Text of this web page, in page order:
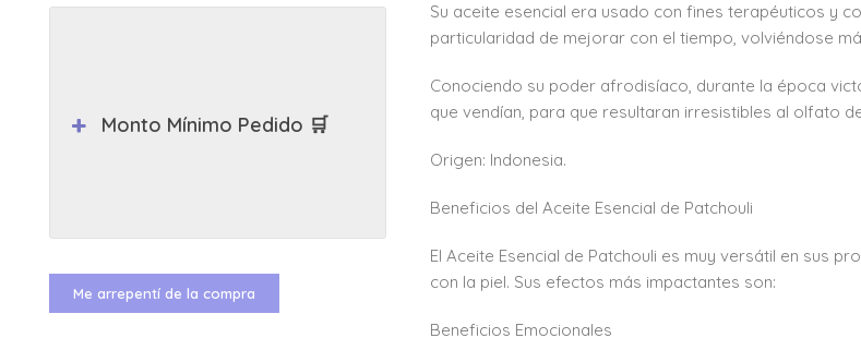
Su aceite esencial era usado con fines terapéuticos y
particularidad de mejorar con el tiempo, volviéndose
Conociendo su poder afrodisíaco, durante la época
que vendían, para que resultaran irresistibles al olfato
Origen: Indonesia.
Beneficios del Aceite Esencial de Patchouli
El Aceite Esencial de Patchouli es muy versátil en sus
con la piel. Sus efectos más impactantes son:
Beneficios Emocionales
Monto Mínimo Pedido 🛒
Me arrepentí de la compra